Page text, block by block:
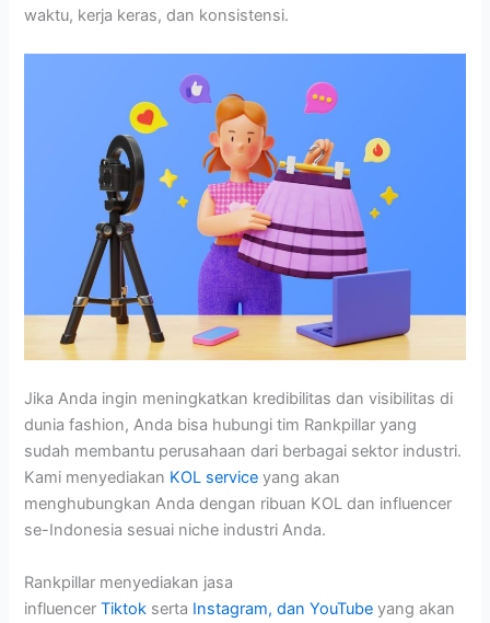
waktu, kerja keras, dan konsistensi.
Jika Anda ingin meningkatkan kredibilitas dan visibilitas di
dunia fashion, Anda bisa hubungi tim Rankpillar yang
sudah membantu perusahaan dari berbagai sektor industri.
Kami menyediakan KOL service yang akan
menghubungkan Anda dengan ribuan KOL dan influencer
se-Indonesia sesuai niche industri Anda.
Rankpillar menyediakan jasa
influencerTiktok serta Instagram, dan YouTube yang akan